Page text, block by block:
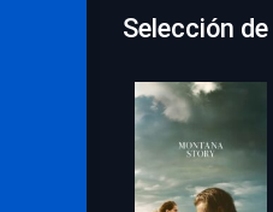
Selección